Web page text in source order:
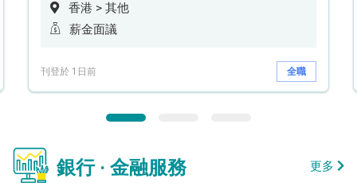
香港 > 其他
薪金面議
刊登於 1日前 全職
銀行 · 金融服務 更多